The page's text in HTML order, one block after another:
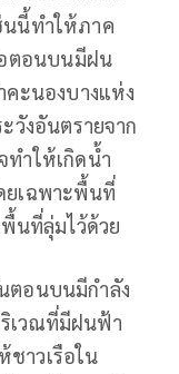
นี้ทำให้ภาค
ตอนบนมีฝน
ะนองบางแห่ง
วังอันตรายจาก
ำให้เกิดน้ำ
ยเฉพาะพื้นที่
นที่ลุ่มไว้ด้วย
ตอนบนมีกำลัง
ริเวณที่มีฝนฟ้า
ชาวเรือใน